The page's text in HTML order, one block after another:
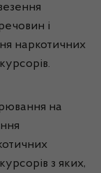
і
наркотичних
на
з яких,